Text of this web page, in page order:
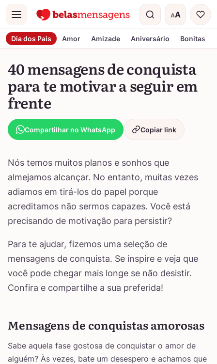
Menu AA
Tamanho do
Dia dos Pais Amor Amizade Aniversário Bonitas
40 mensagens de conquista
para te motivar a seguir em
frente
Compartilhar no WhatsApp Copiar link
Nós temos muitos planos e sonhos que
almejamos alcançar. No entanto, muitas vezes
adiamos em tirá-los do papel porque
acreditamos não sermos capazes. Você está
precisando de motivação para persistir?
Para te ajudar, fizemos uma seleção de
mensagens de conquista. Se inspire e veja que
você pode chegar mais longe se não desistir.
Confira e compartilhe a sua preferida!
Mensagens de conquistas amorosas
Sabe aquela fase gostosa de conquistar o amor de
alguém? Às vezes, bate um desespero e achamos que